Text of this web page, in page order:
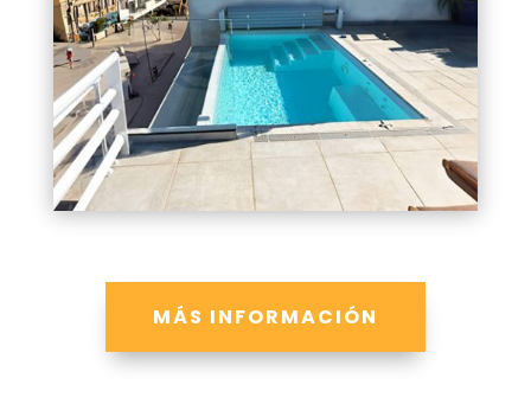
MÁS INFORMACIÓN